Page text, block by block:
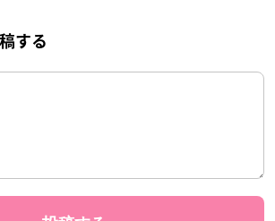
する